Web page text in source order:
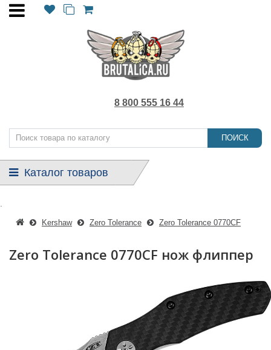
8 800 555 16 44
ПОИСК
Каталог товаров
Kershaw Zero Tolerance Zero Tolerance 0770CF
Zero Tolerance 0770CF нож флиппер